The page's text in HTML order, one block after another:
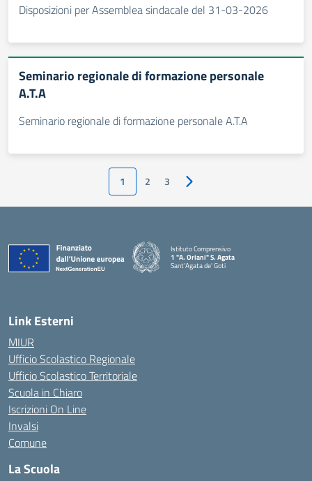
Disposizioni per Assemblea sindacale del 31-03-2026
Seminario regionale di formazione personale
A.T.A
Seminario regionale di formazione personale A.T.A
1 2 3 Pagina successiva
Istituto Comprensivo
1 "A. Oriani" S. Agata
Sant'Agata de' Goti
— Visita la pagina iniziale della scuola
Link Esterni
MIUR
Ufficio Scolastico Regionale
Ufficio Scolastico Territoriale
Scuola in Chiaro
Iscrizioni On Line
Invalsi
Comune
La Scuola